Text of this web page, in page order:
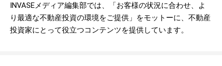
INVASEメディア編集部では、「お客様の状況に合わせ、よ
り最適な不動産投資の環境をご提供」をモットーに、不動産
投資家にとって役立つコンテンツを提供しています。